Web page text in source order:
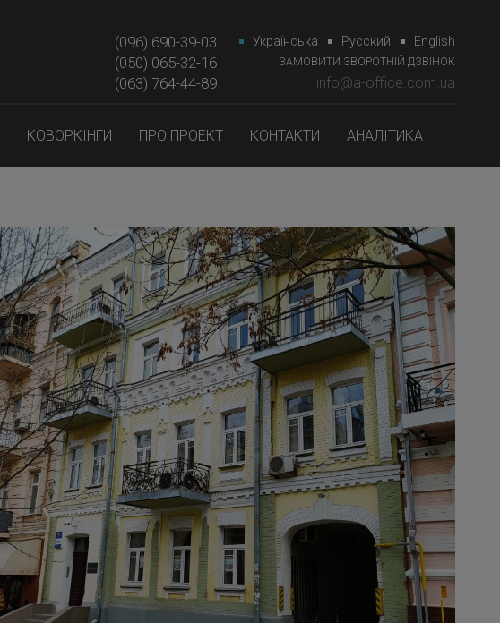
(096) 690-39-03
(050) 065-32-16
(063) 764-44-89‎‎
Українська Русский English
ЗАМОВИТИ ЗВОРОТНІЙ ДЗВІНОК
info@a-office.com.ua
КОВОРКІНГИ ПРО ПРОЕКТ КОНТАКТИ АНАЛІТИКА